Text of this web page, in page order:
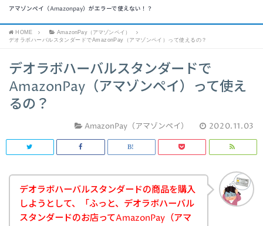
アマゾンペイ（Amazonpay）がエラーで使えない！？
HOME
AmazonPay（アマゾンペイ）
デオラボハーバルスタンダードでAmazonPay（アマゾンペイ）って使えるの？
デオラボハーバルスタンダードで
AmazonPay（アマゾンペイ）って使え
るの？
AmazonPay（アマゾンペイ） 2020.11.03
デオラボハーバルスタンダードの商品を購入
しようとして、「ふっと、デオラボハーバル
スタンダードのお店ってAmazonPay（アマ